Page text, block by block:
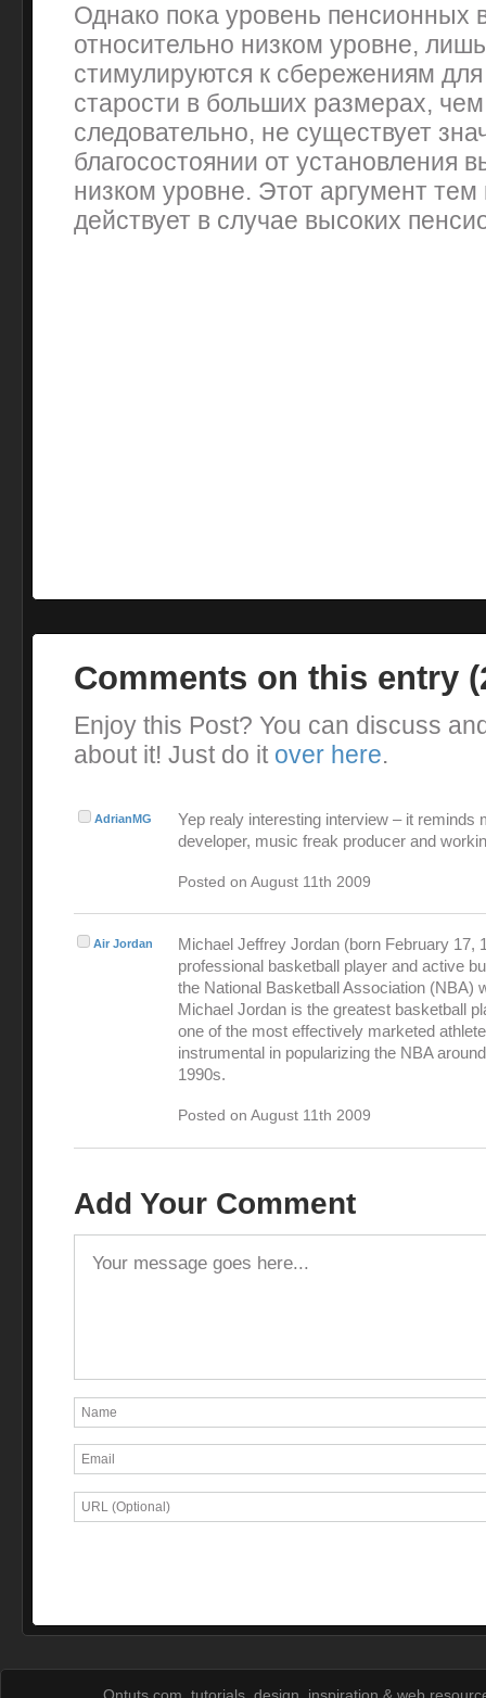
Однако пока уровень пенсионных
относительно низком уровне,
стимулируются к сбережениям
старости в больших размерах,
следовательно, не существует
благосостоянии от установления
низком уровне. Этот аргумент
действует в случае высоких
Comments on this entry
Enjoy this Post? You can discuss
about it! Just do it over here.
AdrianMG
Yep realy interesting interview – it reminds
developer, music freak producer and
Posted on August 11th 2009
Air Jordan
Michael Jeffrey Jordan (born February 17,
professional basketball player and active
the National Basketball Association (NBA)
Michael Jordan is the greatest basketball
one of the most effectively marketed
instrumental in popularizing the NBA
1990s.
Posted on August 11th 2009
Add Your Comment